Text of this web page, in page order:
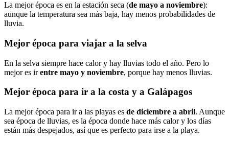
La mejor época es en la estación seca (de mayo a noviembre):
aunque la temperatura sea más baja, hay menos probabilidades de
lluvia.
Mejor época para viajar a la selva
En la selva siempre hace calor y hay lluvias todo el año. Pero lo
mejor es irentre mayo y noviembre, porque hay menos lluvias.
Mejor época para ir a la costa y a Galápagos
La mejor época para ir a las playas es de diciembre a abril. Aunque
sea época de lluvias, es la época donde hace más calor y los días
están más despejados, así que es perfecto para irse a la playa.